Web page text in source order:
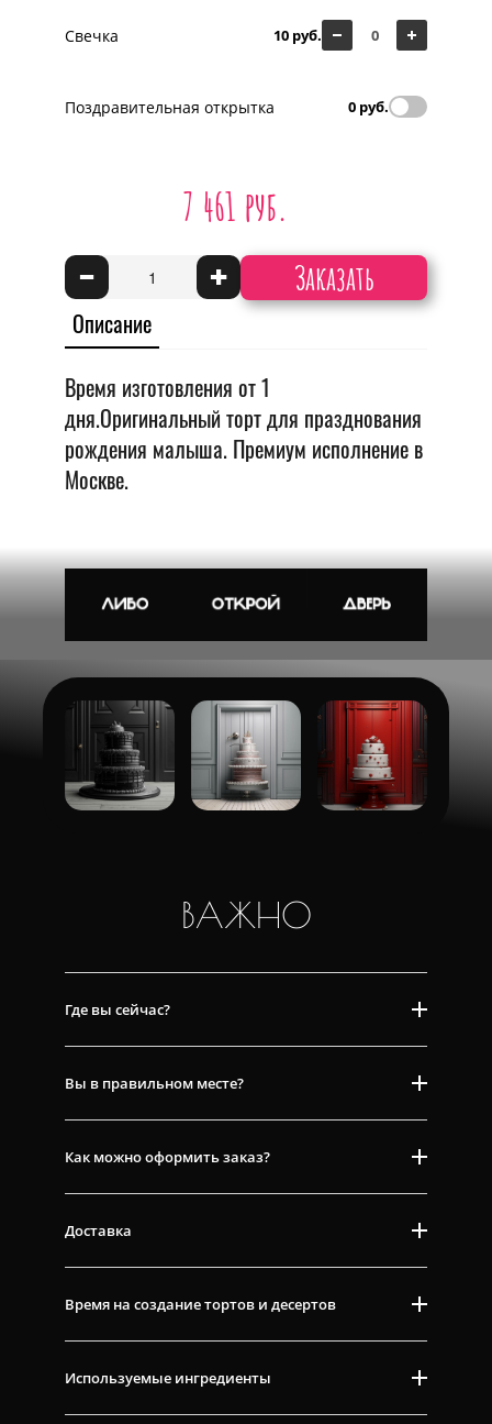
7 461 руб.
Заказать
- +
Свечка 10 руб.
Поздравительная открытка 0 руб.
Описание
Время изготовления от 1
дня.Оригинальный торт для празднования
рождения малыша. Премиум исполнение в
Москве.
ВАЖНО
Где вы сейчас?
Вы в правильном месте?
Как можно оформить заказ?
Доставка
Время на создание тортов и десертов
Используемые ингредиенты